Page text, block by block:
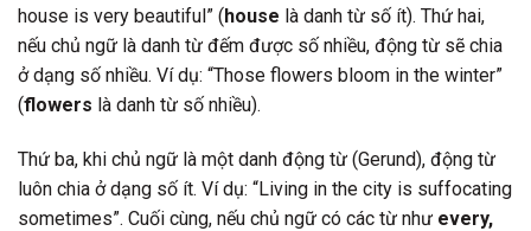
house is very beautiful” ( house là danh từ số ít). Thứ hai,
nếu chủ ngữ là danh từ đếm được số nhiều, động từ sẽ chia
ở dạng số nhiều. Ví dụ: “Those flowers bloom in the winter”
(flowers là danh từ số nhiều).
Thứ ba, khi chủ ngữ là một danh động từ (Gerund), động từ
luôn chia ở dạng số ít. Ví dụ: “Living in the city is suffocating
sometimes”. Cuối cùng, nếu chủ ngữ có các từ như every,